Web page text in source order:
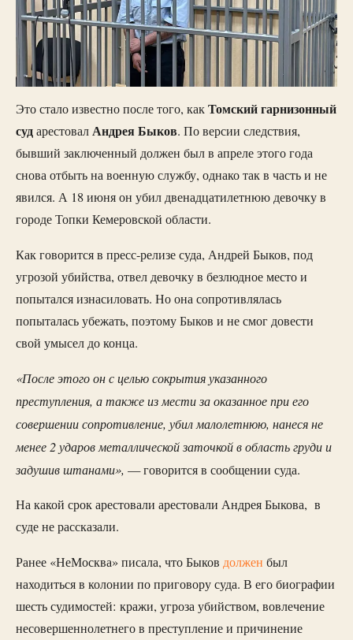
Это стало известно после того, какТомскийгарнизонный
сударестовалАндреяБыков. По версии следствия,
бывший заключенный должен был в апреле этого года
снова отбыть на военную службу, однако так в часть и не
явился. А 18 июня он убил двенадцатилетнюю девочку в
городе Топки Кемеровской области.
Как говорится в пресс-релизе суда, Андрей Быков, под
угрозой убийства, отвел девочку в безлюдное место и
попытался изнасиловать. Но она сопротивлялась
попыталась убежать, поэтому Быков и не смог довести
свой умысел до конца.
«После этого он с целью сокрытия указанного
преступления, а также из мести за оказанное при его
совершении сопротивление, убил малолетнюю, нанеся не
менее 2 ударов металлической заточкой в область груди и
задушив штанами», — говорится в сообщении суда.
На какой срок арестовали арестовали Андрея Быкова, в
суде не рассказали.
Ранее «НеМосква» писала, что Быков должен был
находиться в колонии по приговору суда. В его биографии
шесть судимостей: кражи, угроза убийством, вовлечение
несовершеннолетнего в преступление и причинение